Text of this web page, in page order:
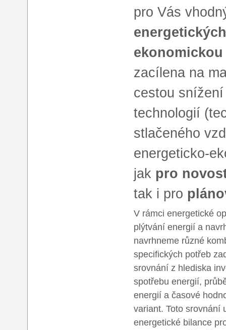
pro Vás
zacílena na
cestou
technologií
stlačeného
energeticko-
jak pro
tak i pro
V rámci energetické
plýtvání energií a
navrhneme různé
specifických potřeb
srovnání z hlediska
spotřebu energií,
energií a časové
variant. Toto srovnání
energetické bilance